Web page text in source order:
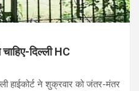
दिल्ली HC
हाईकोर्ट ने शुक्रवार को जंतर-मंतर